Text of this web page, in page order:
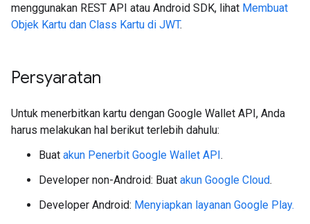
menggunakan REST API atau Android SDK, lihat Membuat
Objek Kartu dan Class Kartu di JWT.
Persyaratan
Untuk menerbitkan kartu dengan Google Wallet API, Anda
harus melakukan hal berikut terlebih dahulu:
Buat akun Penerbit Google Wallet API.
Developer non-Android: Buat akun Google Cloud.
Developer Android: Menyiapkan layanan Google Play.